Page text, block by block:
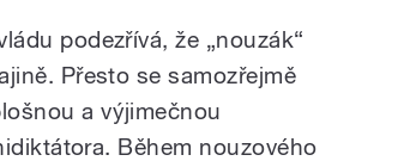
podezřívá, že „nouzák“
Přesto se samozřejmě
a výjimečnou
Během nouzového